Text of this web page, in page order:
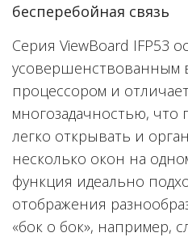
бесперебойная связь
Серия ViewBoard IFP53
усовершенствованным
процессором и
многозадачностью, что
легко открывать и
несколько окон на
функция идеально
отображения
«бок о бок», например,